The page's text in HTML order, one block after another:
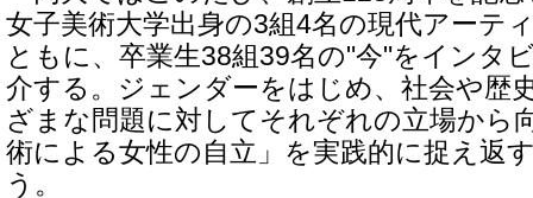
女子美術大学出身の3組4名の現代アーテ
ともに、卒業生38組39名の"今"をインタ
介する。ジェンダーをはじめ、社会や歴
ざまな問題に対してそれぞれの立場から
術による女性の自立」を実践的に捉え返
う。